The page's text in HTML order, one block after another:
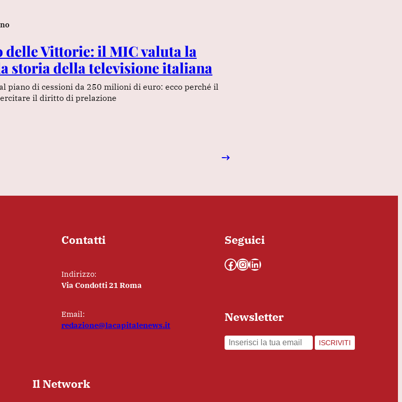
delle Vittorie: il MIC valuta la
storia della televisione italiana
piano di cessioni da 250 milioni di euro: ecco perché il
il diritto di prelazione
→
Contatti
Indirizzo:
Via Condotti 21 Roma
Email:
redazione@lacapitalenews.it
Seguici
Facebook InstagramLinkedIn
Newsletter
ISCRIVITI
Il Network